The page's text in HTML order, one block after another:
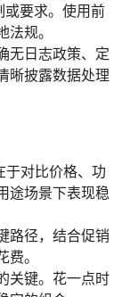
要求。使用前
规。
无日志政策、定
晰披露数据处理
于对比价格、功
途场景下表现稳
路径，结合促销
。
关键。花一点时